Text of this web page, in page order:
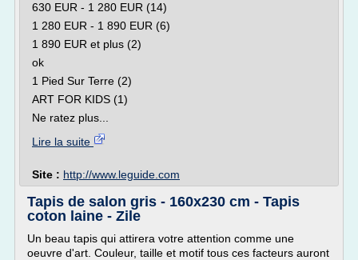
630 EUR - 1 280 EUR (14)
1 280 EUR - 1 890 EUR (6)
1 890 EUR et plus (2)
ok
1 Pied Sur Terre (2)
ART FOR KIDS (1)
Ne ratez plus...
Lire la suite
Site : http://www.leguide.com
Tapis de salon gris - 160x230 cm - Tapis
coton laine - Zile
Un beau tapis qui attirera votre attention comme une
oeuvre d'art. Couleur, taille et motif tous ces facteurs auront